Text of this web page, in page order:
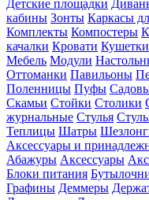
Детские площадки
кабины Зонты Каркасы
Комплекты Компостеры
качалки Кровати Кушетки
Мебель Модули
Оттоманки Павильоны
Поленницы Пуфы
Скамьи Стойки Столики
журнальные Стулья
Теплицы Шатры
Аксессуары и
Абажуры Аксессуары
Блоки питания
Графины Деммеры